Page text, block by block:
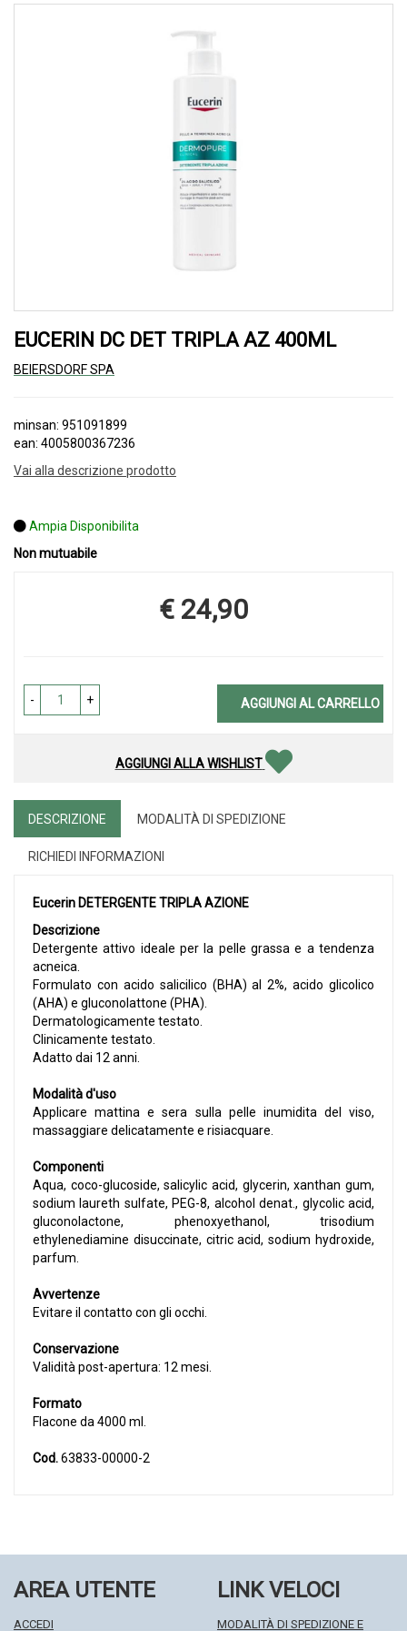
EUCERIN DC DET TRIPLA AZ 400ML
BEIERSDORF SPA
minsan: 951091899
ean: 4005800367236
Vai alla descrizione prodotto
Ampia Disponibilita
Non mutuabile
Prezzo
€ 24,90
- + AGGIUNGI AL CARRELLO
AGGIUNGI ALLA WISHLIST
DESCRIZIONE MODALITÀ DI SPEDIZIONE
RICHIEDI INFORMAZIONI
Eucerin DETERGENTE TRIPLA AZIONE
Descrizione
Detergente attivo ideale per la pelle grassa e a tendenza
acneica.
Formulato con acido salicilico (BHA) al 2%, acido glicolico
(AHA) e gluconolattone (PHA).
Dermatologicamente testato.
Clinicamente testato.
Adatto dai 12 anni.
Modalità d'uso
Applicare mattina e sera sulla pelle inumidita del viso,
massaggiare delicatamente e risiacquare.
Componenti
Aqua, coco-glucoside, salicylic acid, glycerin, xanthan gum,
sodium laureth sulfate, PEG-8, alcohol denat., glycolic acid,
gluconolactone, phenoxyethanol, trisodium
ethylenediamine disuccinate, citric acid, sodium hydroxide,
parfum.
Avvertenze
Evitare il contatto con gli occhi.
Conservazione
Validità post-apertura: 12 mesi.
Formato
Flacone da 4000 ml.
Cod.63833-00000-2
AREA UTENTE
ACCEDI
LINK VELOCI
MODALITÀ DI SPEDIZIONE E